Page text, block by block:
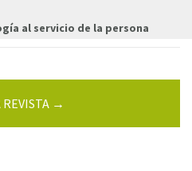
al servicio de la persona
REVISTA →